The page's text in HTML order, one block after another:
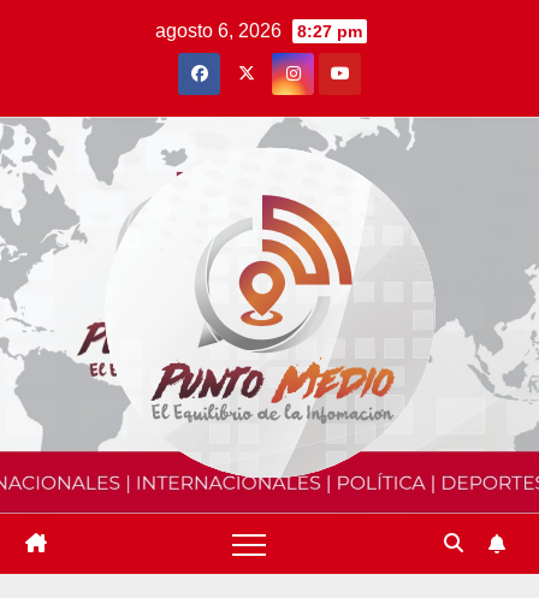
agosto 6, 2026 8:27 pm